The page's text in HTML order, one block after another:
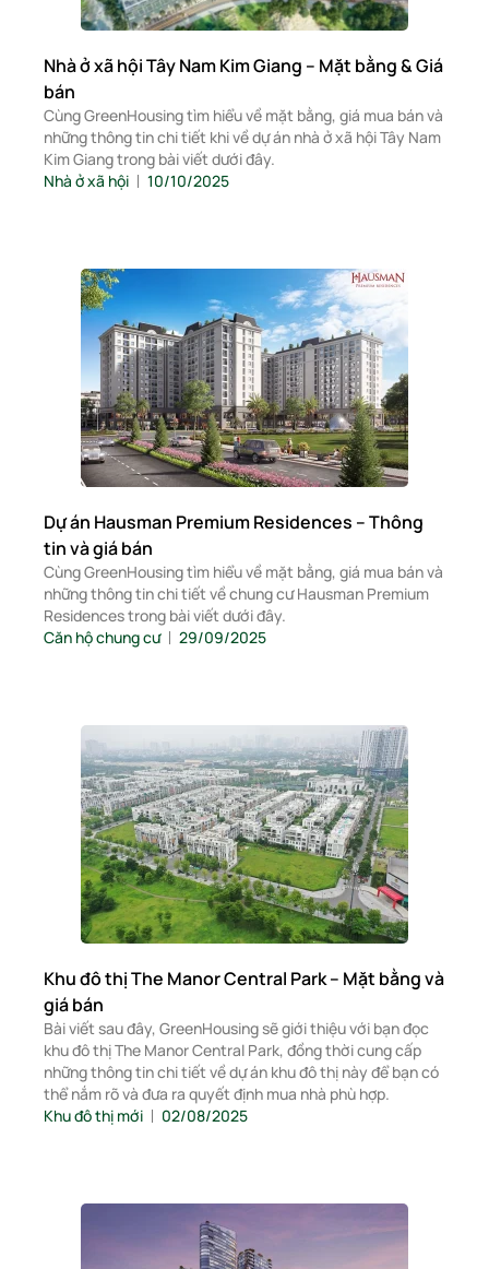
Nhà ở xã hội Tây Nam Kim Giang – Mặt bằng & Giá
bán
Cùng GreenHousing tìm hiểu về mặt bằng, giá mua bán và
những thông tin chi tiết khi về dự án nhà ở xã hội Tây Nam
Kim Giang trong bài viết dưới đây.
Nhà ở xã hội
10/10/2025
Dự án Hausman Premium Residences – Thông
tin và giá bán
Cùng GreenHousing tìm hiểu về mặt bằng, giá mua bán và
những thông tin chi tiết về chung cư Hausman Premium
Residences trong bài viết dưới đây.
Căn hộ chung cư
29/09/2025
Khu đô thị The Manor Central Park – Mặt bằng và
giá bán
Bài viết sau đây, GreenHousing sẽ giới thiệu với bạn đọc
khu đô thị The Manor Central Park, đồng thời cung cấp
những thông tin chi tiết về dự án khu đô thị này để bạn có
thể nắm rõ và đưa ra quyết định mua nhà phù hợp.
Khu đô thị mới
02/08/2025